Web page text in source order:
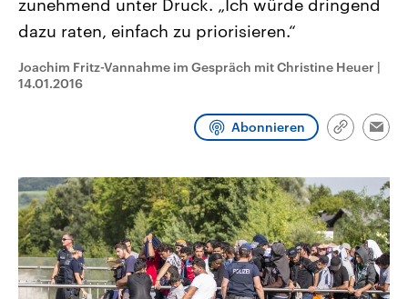
Umfragen, Prognosen,
Wahlprogramme, aktuelle Berichte
und Hintergründe zu den Parteien
Wahl.
Sendungen Programm Podcasts
Audio-Archiv
zunehmend unter Druck. „Ich würde dringend
dazu raten, einfach zu priorisieren.“
Joachim Fritz-Vannahme im Gespräch mit Christine Heuer |
14.01.2016
Abonnieren
Link